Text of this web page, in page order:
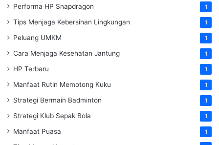
Performa HP Snapdragon 1
Tips Menjaga Kebersihan Lingkungan 1
Peluang UMKM 1
Cara Menjaga Kesehatan Jantung 1
HP Terbaru 1
Manfaat Rutin Memotong Kuku 1
Strategi Bermain Badminton 1
Strategi Klub Sepak Bola 1
Manfaat Puasa 1